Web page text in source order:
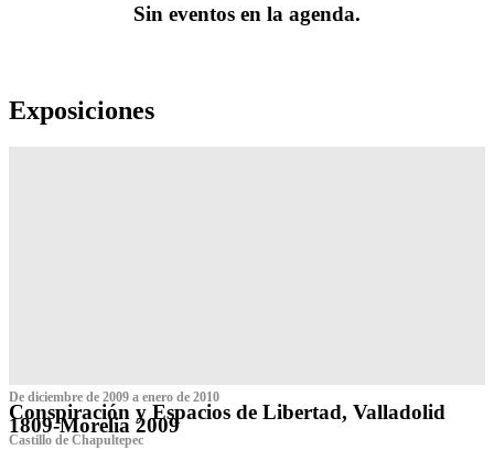
Sin eventos en la agenda.
Exposiciones
De diciembre de 2009 a enero de 2010
Conspiración y Espacios de Libertad, Valladolid
1809-Morelia 2009
Castillo de Chapultepec